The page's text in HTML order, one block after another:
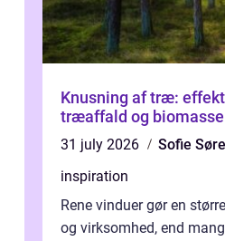
Knusning af træ:
træaffald og biomasse
31 july 2026
Sofie
inspiration
Rene vinduer gør en
og virksomhed, end